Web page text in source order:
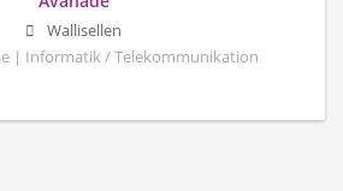
Wallisellen
| Informatik / Telekommunikation